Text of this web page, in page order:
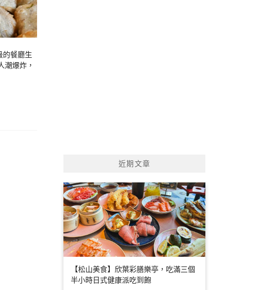
的餐廳生
潮爆炸，
近期文章
【松山美食】欣葉彩膳樂亭，吃滿三個
半小時日式健康派吃到飽